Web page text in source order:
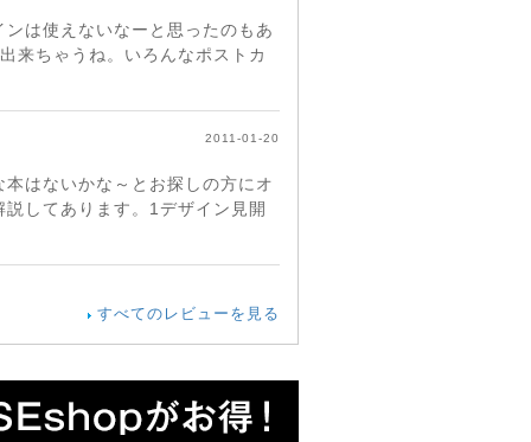
は使えないなーと思ったのもあ
来ちゃうね。いろんなポストカ
2011-01-20
はないかな～とお探しの方にオ
してあります。1デザイン見開
すべてのレビューを見る